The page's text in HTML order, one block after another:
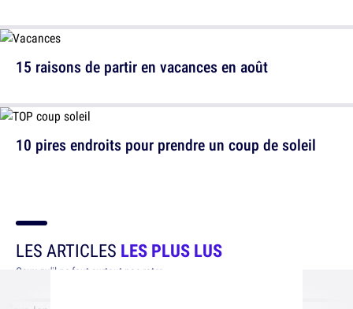
15 raisons de partir en vacances en août
10 pires endroits pour prendre un coup de soleil
LES ARTICLES LES PLUS LUS
Ceux qu'il ne faut surtout pas rater